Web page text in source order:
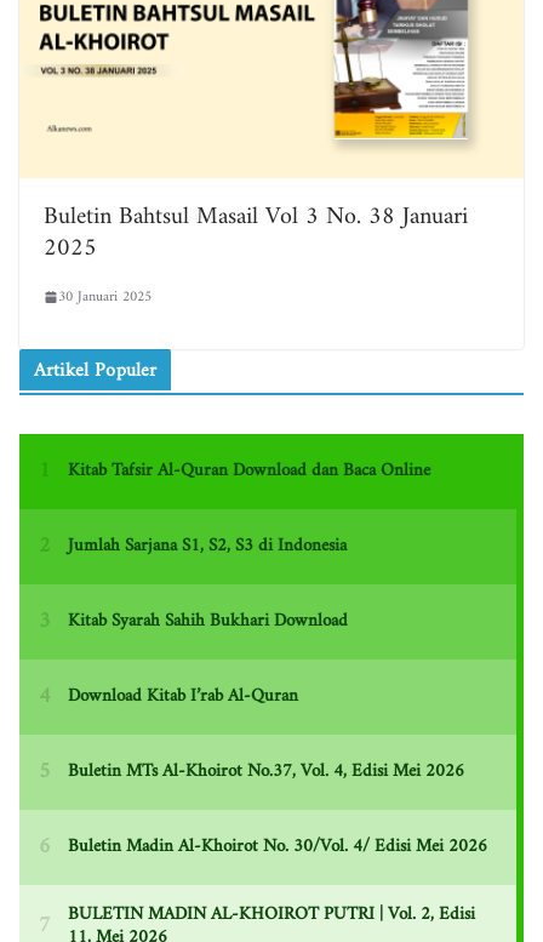
Buletin Bahtsul Masail Vol 3 No. 38 Januari
2025
30 Januari 2025
Artikel Populer